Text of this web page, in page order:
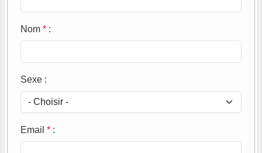
Nom * :
Sexe :
Email * :